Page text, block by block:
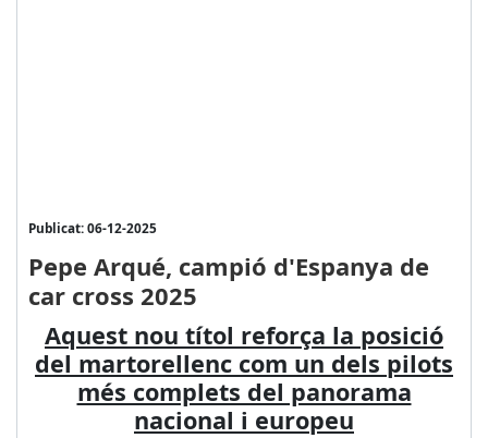
Publicat: 06-12-2025
Pepe Arqué, campió d'Espanya de
car cross 2025
Aquest nou títol reforça la posició
del martorellenc com un dels pilots
més complets del panorama
nacional i europeu